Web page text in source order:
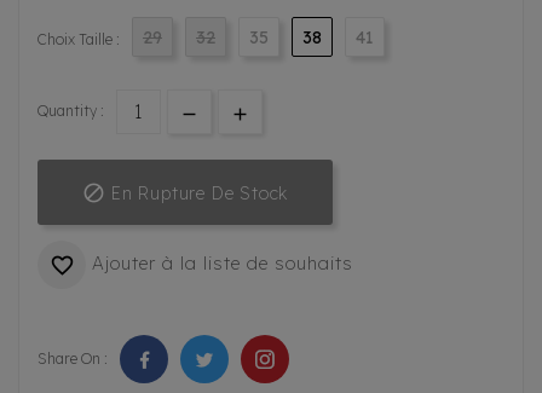
Choix Taille : 29 32 35 38 41
Quantity :
 En Rupture De Stock
 Ajouter à la liste de souhaits
Share On :